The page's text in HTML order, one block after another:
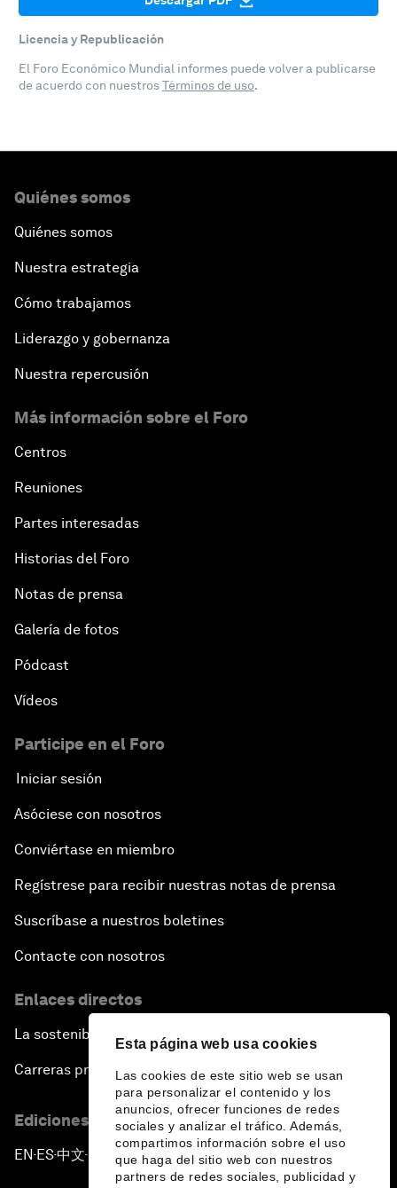
Esta página web usa cookies
Las cookies de este sitio web se usan
para personalizar el contenido y los
anuncios, ofrecer funciones de redes
sociales y analizar el tráfico. Además,
compartimos información sobre el uso
que haga del sitio web con nuestros
partners de redes sociales, publicidad y
Licencia y Republicación
El Foro Económico Mundial informes puede volver a publicarse
de acuerdo con nuestrosTérminos de uso.
Quiénes somos
Quiénes somos
Nuestra estrategia
Cómo trabajamos
Liderazgo y gobernanza
Nuestra repercusión
Más información sobre el Foro
Centros
Reuniones
Partes interesadas
Historias del Foro
Notas de prensa
Galería de fotos
Pódcast
Vídeos
Participe en el Foro
Iniciar sesión
Asóciese con nosotros
Conviértase en miembro
Regístrese para recibir nuestras notas de prensa
Suscríbase a nuestros boletines
Contacte con nosotros
Enlaces directos
La sostenibilidad en el Foro
Carreras profesionales
Ediciones en otros idiomas
EN ▪ ES▪中文▪ 日本語